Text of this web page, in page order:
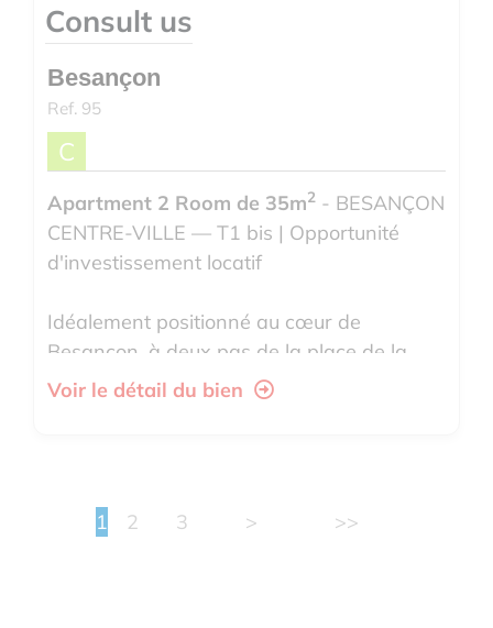
Besançon
Ref. 95
C
Apartment 2 Room de 35m2 - BESANÇON
CENTRE-VILLE — T1 bis | Opportunité
d'investissement locatif
Idéalement positionné au cœur de
Besançon, à deux pas de la place de la
Révolution, ce T1 bis représente une
Voir le détail du bien
Consult us
1 2 3 > >>